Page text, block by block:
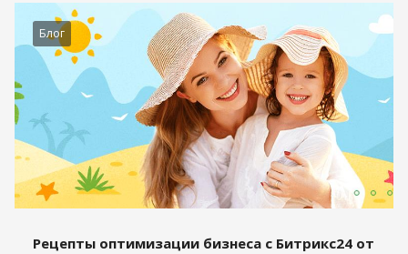
Блог
Рецепты оптимизации бизнеса с Битрикс24 от